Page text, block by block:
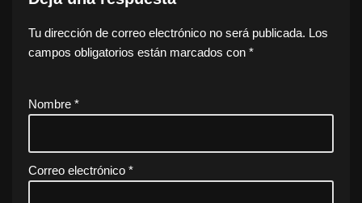
Tu dirección de correo electrónico no será publicada. Los
campos obligatorios están marcados con *
Nombre *
Correo electrónico *